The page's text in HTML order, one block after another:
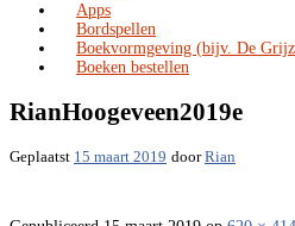
Apps
Bordspellen
Boekvormgeving (bijv. De
Boeken bestellen
RianHoogeveen2019e
Geplaatst 15 maart 2019 doorRian